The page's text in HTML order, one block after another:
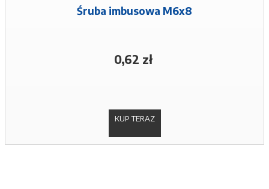
Śruba imbusowa M6x8
0,62 zł
KUP TERAZ